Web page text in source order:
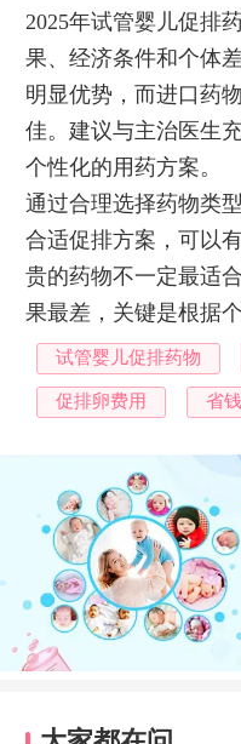
2025年试管婴儿促排
果、经济条件和个体
明显优势，而进口药
佳。建议与主治医生
个性化的用药方案。
通过合理选择药物类
合适促排方案，可以
贵的药物不一定最适
果最差，关键是根据
试管婴儿促排药物
促排卵费用 省